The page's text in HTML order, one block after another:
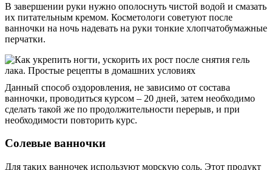
В завершении руки нужно ополоснуть чистой водой и смазать
их питательным кремом. Косметологи советуют после
ванночки на ночь надевать на руки тонкие хлопчатобумажные
перчатки.
Данный способ оздоровления, не зависимо от состава
ванночки, проводиться курсом – 20 дней, затем необходимо
сделать такой же по продолжительности перерыв, и при
необходимости повторить курс.
Солевые ванночки
Для таких ванночек используют морскую соль. Этот продукт